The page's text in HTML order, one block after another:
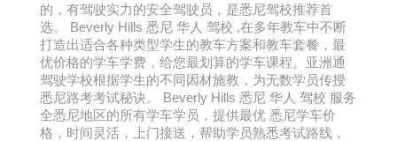
的，有驾驶实力的安全驾驶员，是悉尼驾校推荐首
选。 Beverly Hills 悉尼 华人 驾校 ,在多年教车中不断
打造出适合各种类型学生的教车方案和教车套餐，最
优价格的学车学费，给您最划算的学车课程。亚洲通
驾驶学校根据学生的不同因材施教，为无数学员传授
悉尼路考考试秘诀。 Beverly Hills 悉尼 华人 驾校 服务
全悉尼地区的所有学车学员，提供最优 悉尼学车价
格，时间灵活，上门接送，帮助学员熟悉考试路线，